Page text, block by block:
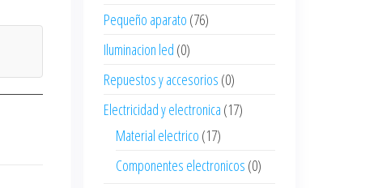
Pequeño aparato (76)
Iluminacion led (0)
Repuestos y accesorios (0)
Electricidad y electronica (17)
Material electrico (17)
Componentes electronicos (0)